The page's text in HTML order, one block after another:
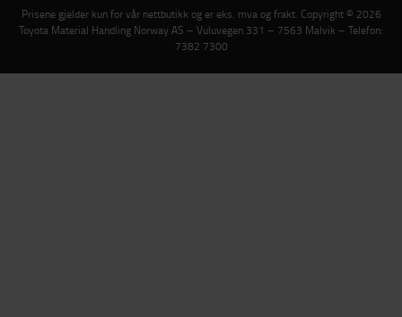
Prisene gjelder kun for vår nettbutikk og er eks. mva og frakt. Copyright © 2026
Toyota Material Handling Norway AS – Vuluvegen 331 – 7563 Malvik – Telefon:
7382 7300